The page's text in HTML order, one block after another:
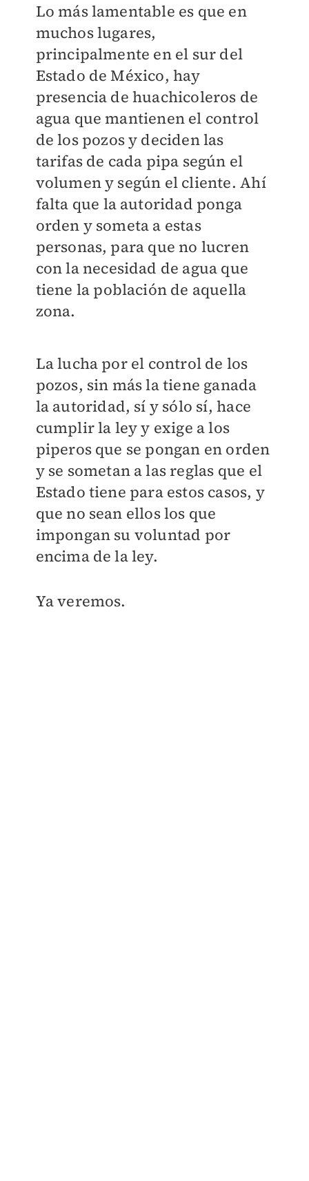
Lo más lamentable es que en
muchos lugares,
principalmente en el sur del
Estado de México, hay
presencia de huachicoleros de
agua que mantienen el control
de los pozos y deciden las
tarifas de cada pipa según el
volumen y según el cliente. Ahí
falta que la autoridad ponga
orden y someta a estas
personas, para que no lucren
con la necesidad de agua que
tiene la población de aquella
zona.
La lucha por el control de los
pozos, sin más la tiene ganada
la autoridad, sí y sólo sí, hace
cumplir la ley y exige a los
piperos que se pongan en orden
y se sometan a las reglas que el
Estado tiene para estos casos, y
que no sean ellos los que
impongan su voluntad por
encima de la ley.
Ya veremos.